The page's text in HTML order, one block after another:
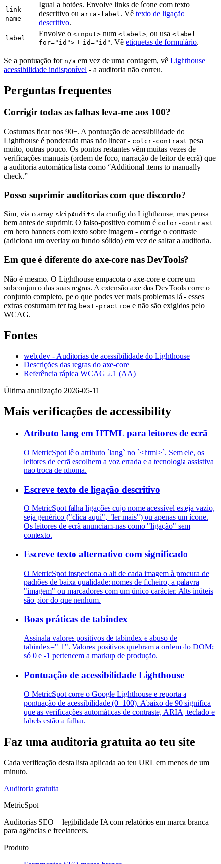
link-
name
Igual a botões. Envolve links de ícone com texto
descritivo ou aria-label. Vê texto de ligação
descritivo.
label
Envolve o <input> num <label>, ou usa <label
for="id"> + id="id" . Vê etiquetas de formulário.
Se a pontuação for n/a em vez de uma contagem, vê Lighthouse
acessibilidade indisponível - a auditoria não correu.
Perguntas frequentes
Corrigir todas as falhas leva-me aos 100?
Costumas ficar nos 90+. A pontuação de acessibilidade do
Lighthouse é ponderada mas não linear - color-contrast pesa
muito, outras pouco. Os pontos restantes vêm muitas vezes de
verificações manuais (ordem de foco, narração de leitor de ecrã) que
a auditoria automática lista como “Additional items to manually
check.”
Posso suprimir auditorias com que discordo?
Sim, via o array skipAudits da config do Lighthouse, mas pensa
bem antes de suprimir. O falso-positivo comum é color-contrast
em hero banners com texto sobre imagem - corrige o contraste
(adiciona um overlay ou fundo sólido) em vez de saltar a auditoria.
Em que é diferente do axe-core nas DevTools?
Não é mesmo. O Lighthouse empacota o axe-core e corre um
subconjunto das suas regras. A extensão axe das DevTools corre o
conjunto completo, pelo que podes ver mais problemas lá - esses
extras costumam ter tag best-practice e não são exigidos pelo
WCAG.
Fontes
web.dev - Auditorias de acessibilidade do Lighthouse
Descrições das regras do axe-core
Referência rápida WCAG 2.1 (AA)
Última atualização 2026-05-11
Mais verificações de accessibility
Atributo lang em HTML para leitores de ecrã
O MetricSpot lê o atributo `lang` no `<html>`. Sem ele, os
leitores de ecrã escolhem a voz errada e a tecnologia assistiva
não troca de idioma.
Escreve texto de ligação descritivo
O MetricSpot falha ligações cujo nome acessível esteja vazio,
seja genérico ("clica aqui", "ler mais") ou apenas um ícone.
Os leitores de ecrã anunciam-nas como "ligação" sem
contexto.
Escreve texto alternativo com significado
O MetricSpot inspeciona o alt de cada imagem à procura de
padrões de baixa qualidade: nomes de ficheiro, a palavra
"imagem" ou marcadores com um único carácter. Alts inúteis
são pior do que nenhum.
Boas práticas de tabindex
Assinala valores positivos de tabindex e abuso de
tabindex="-1". Valores positivos quebram a ordem do DOM;
só 0 e -1 pertencem a markup de produção.
Pontuação de acessibilidade Lighthouse
O MetricSpot corre o Google Lighthouse e reporta a
pontuação de acessibilidade (0–100). Abaixo de 90 significa
que as verificações automáticas de contraste, ARIA, teclado e
labels estão a falhar.
Faz uma auditoria gratuita ao teu site
Cada verificação desta lista aplicada ao teu URL em menos de um
minuto.
Auditoria gratuita
MetricSpot
Auditorias SEO + legibilidade IA com relatórios em marca branca
para agências e freelancers.
Produto